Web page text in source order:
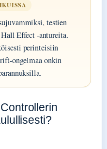
testien
Effect -antureita.
perinteisiin
ongelmaa onkin